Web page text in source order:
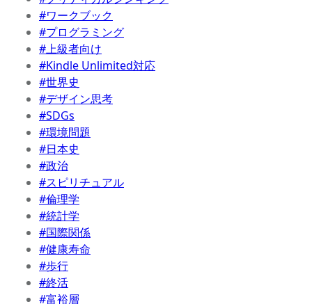
#ワークブック
#プログラミング
#上級者向け
#Kindle Unlimited対応
#世界史
#デザイン思考
#SDGs
#環境問題
#日本史
#政治
#スピリチュアル
#倫理学
#統計学
#国際関係
#健康寿命
#歩行
#終活
#富裕層